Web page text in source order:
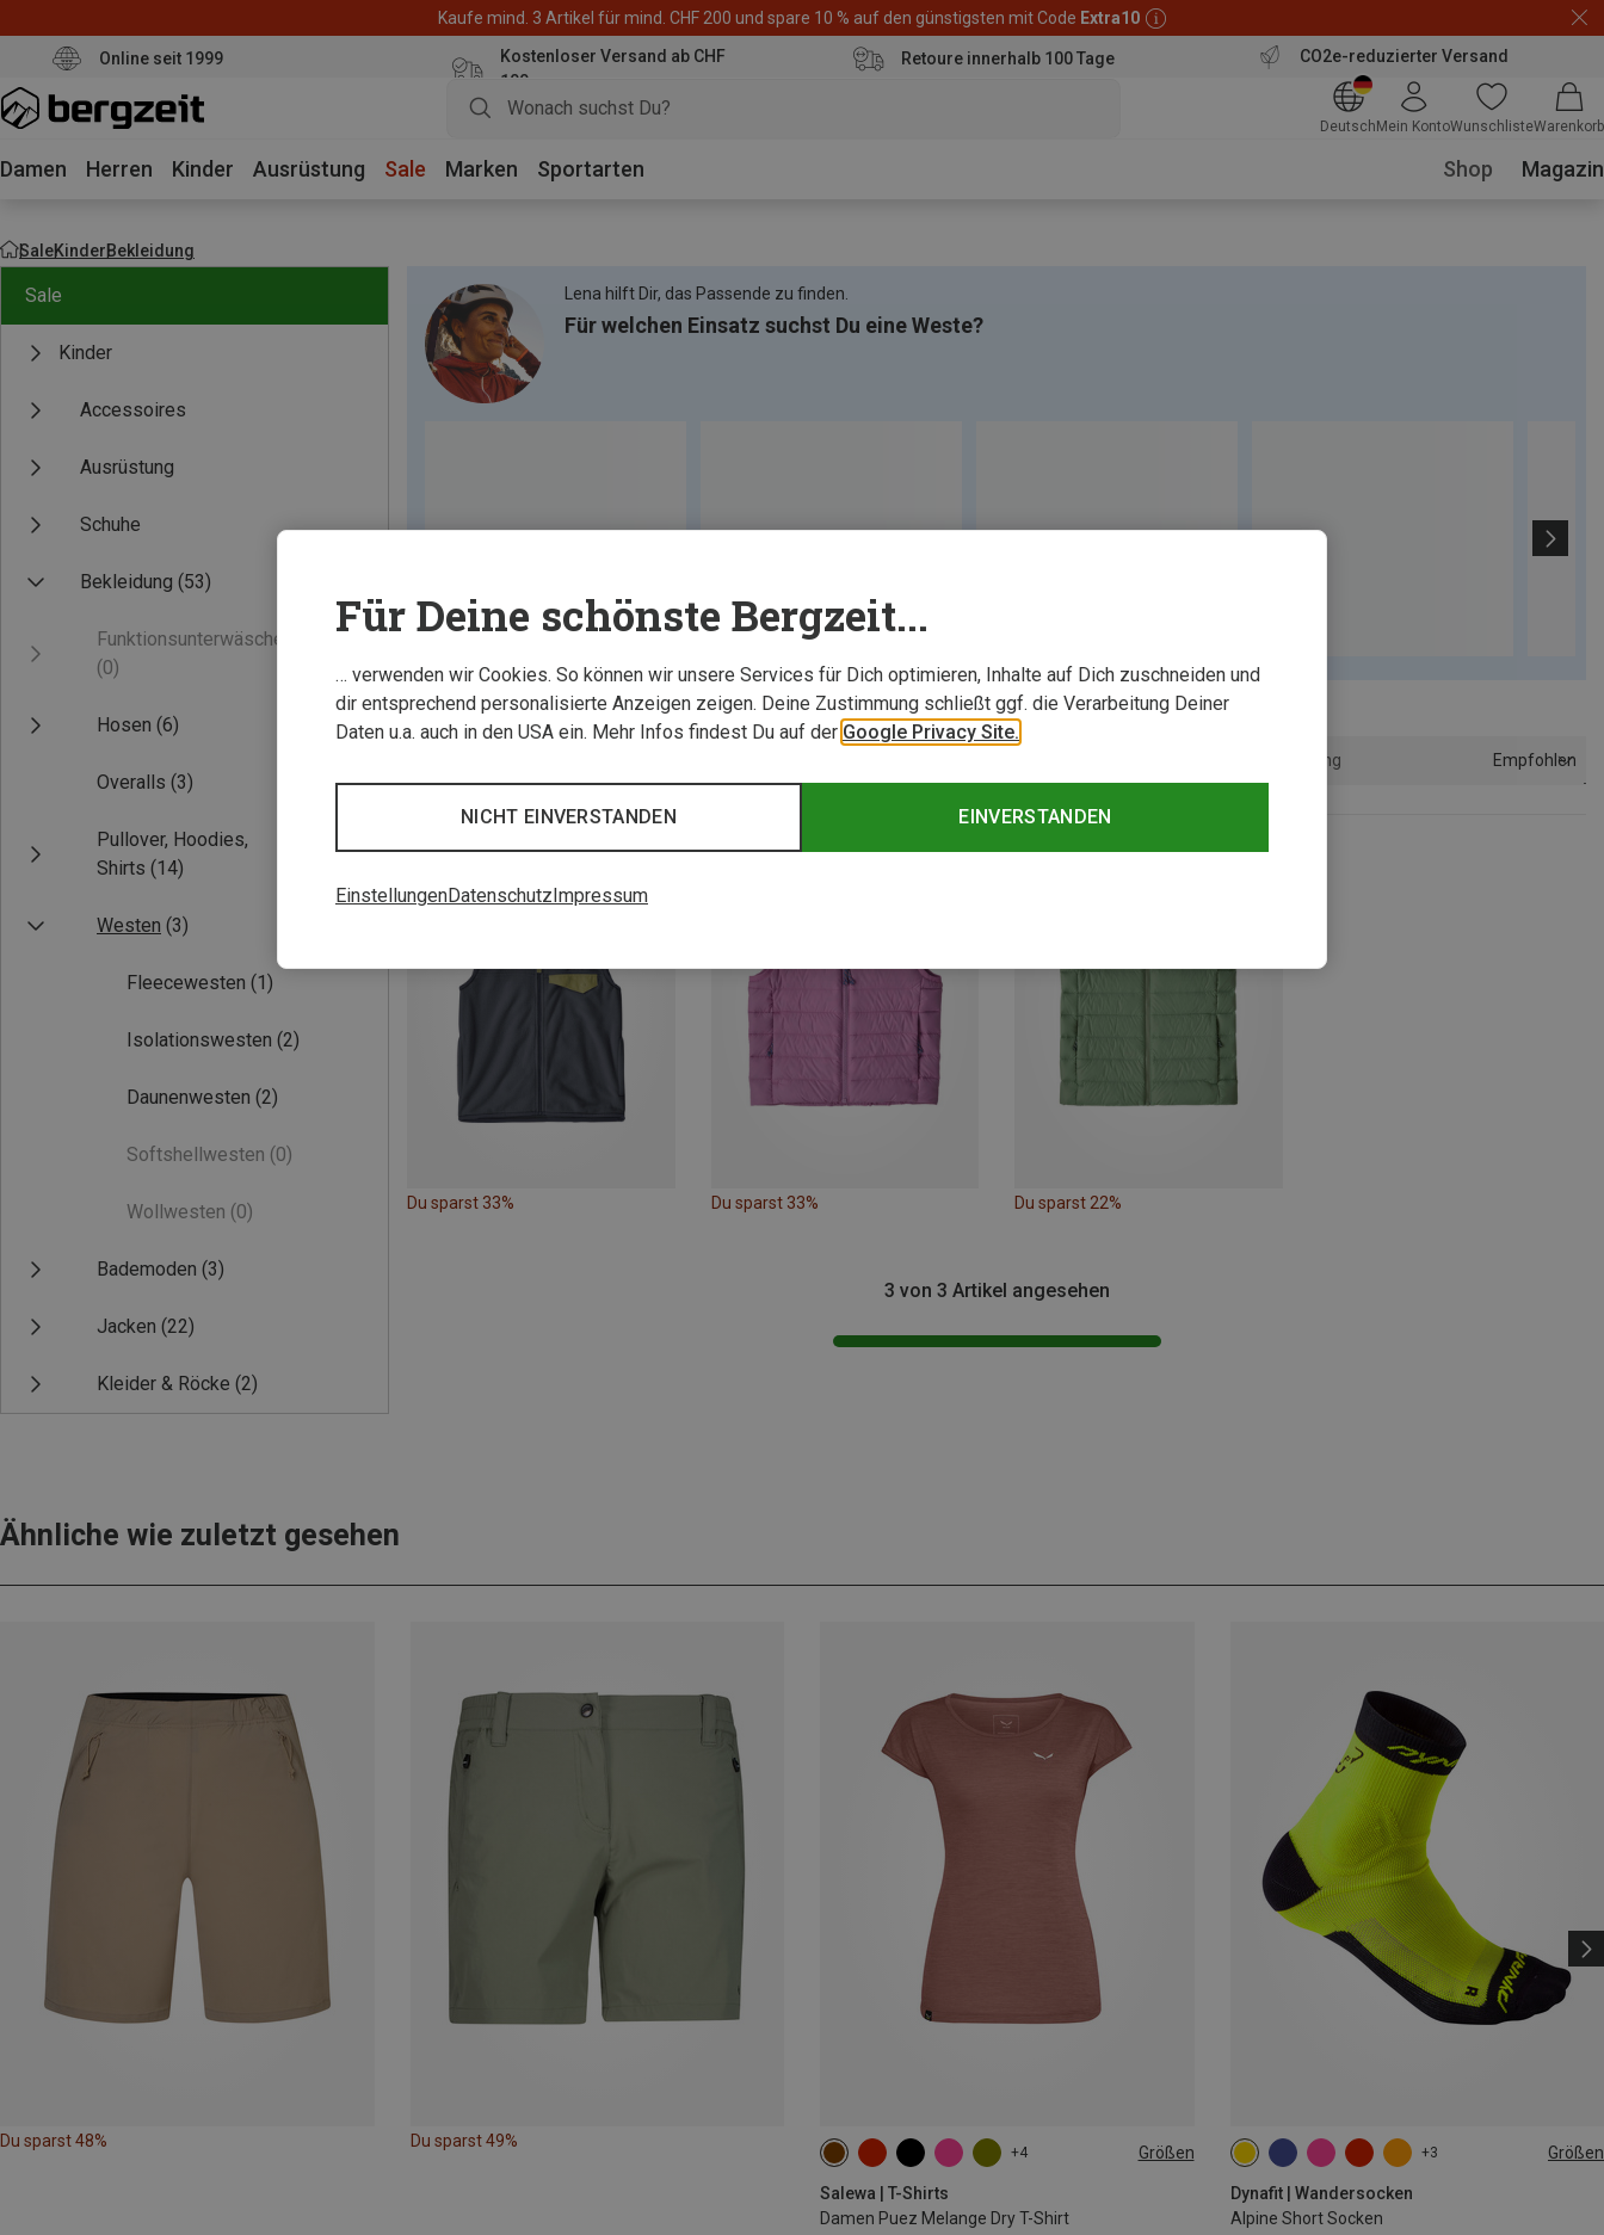
Kaufe mind. 3 Artikel für mind. CHF 200 und spare 10 % auf den günstigsten mit Code Extra10
Online seit 1999
Kostenloser Versand ab CHF
100
Retoure innerhalb 100 Tage CO2e-reduzierter Versand
Deutsch Mein KontoWunschlisteWarenkorb
Damen Herren Kinder Ausrüstung Sale Marken Sportarten Shop Magazin
SaleKinderBekleidung
Sale
Kinder
Accessoires
Ausrüstung
Schuhe
Bekleidung (53)
Funktionsunterwäsche
(0)
Hosen (6)
Overalls (3)
Pullover, Hoodies,
Shirts (14)
Westen (3)
Fleecewesten (1)
Isolationswesten (2)
Daunenwesten (2)
Softshellwesten (0)
Wollwesten (0)
Bademoden (3)
Jacken (22)
Kleider & Röcke (2)
Lena hilft Dir, das Passende zu finden.
Für welchen Einsatz suchst Du eine Weste?
Sortierung Empfohlen
Du sparst 33% Du sparst 33% Du sparst 22%
3 von 3 Artikel angesehen
Ähnliche wie zuletzt gesehen
Du sparst 48% Du sparst 49%
+4 Größen
Salewa | T-Shirts
Damen Puez Melange Dry T-Shirt
XS S M XL
+3 Größen
Dynafit | Wandersocken
Alpine Short Socken
35|36|37|38 39|40|41|42
Für Deine schönste Bergzeit...
… verwenden wir Cookies. So können wir unsere Services für Dich optimieren, Inhalte auf Dich zuschneiden und
dir entsprechend personalisierte Anzeigen zeigen. Deine Zustimmung schließt ggf. die Verarbeitung Deiner
Daten u.a. auch in den USA ein. Mehr Infos findest Du auf der Google Privacy Site.
EINVERSTANDEN
NICHT EINVERSTANDEN
EinstellungenDatenschutzImpressum